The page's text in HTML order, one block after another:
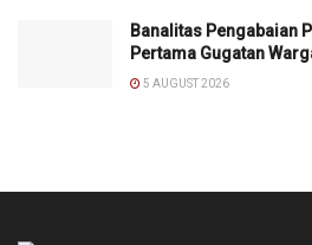
Banalitas Pengabaian
Pertama Gugatan
5 AUGUST 2026